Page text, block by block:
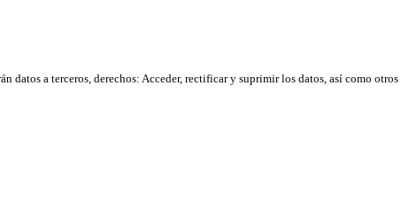
a terceros, derechos: Acceder, rectificar y suprimir los datos, así como otros